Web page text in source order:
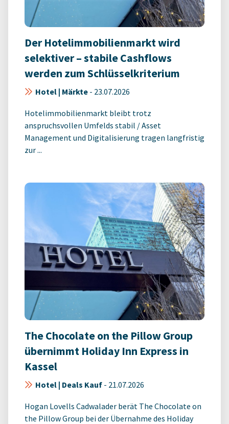
Der Hotelimmobilienmarkt wird
selektiver – stabile Cashflows
werden zum Schlüsselkriterium
Hotel | Märkte - 23.07.2026
Hotelimmobilienmarkt bleibt trotz
anspruchsvollen Umfelds stabil / Asset
Management und Digitalisierung tragen langfristig
zur ...
The Chocolate on the Pillow Group
übernimmt Holiday Inn Express in
Kassel
Hotel | Deals Kauf - 21.07.2026
Hogan Lovells Cadwalader berät The Chocolate on
the Pillow Group bei der Übernahme des Holiday